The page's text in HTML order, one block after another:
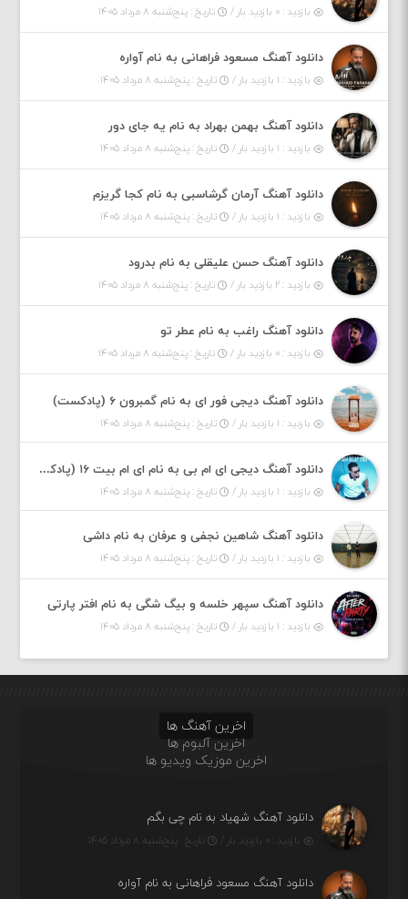
بازدید : ۰ بازدید بار / تاریخ : پنج‌شنبه ۸ مرداد ۱۴۰۵
دانلود آهنگ مسعود فراهانی به نام آواره
بازدید : ۱ بازدید بار / تاریخ : پنج‌شنبه ۸ مرداد ۱۴۰۵
دانلود آهنگ بهمن بهراد به نام یه جای دور
بازدید : ۱ بازدید بار / تاریخ : پنج‌شنبه ۸ مرداد ۱۴۰۵
دانلود آهنگ آرمان گرشاسبی به نام کجا گریزم
بازدید : ۱ بازدید بار / تاریخ : پنج‌شنبه ۸ مرداد ۱۴۰۵
دانلود آهنگ حسن علیقلی به نام بدرود
بازدید : ۲ بازدید بار / تاریخ : پنج‌شنبه ۸ مرداد ۱۴۰۵
دانلود آهنگ راغب به نام عطر تو
بازدید : ۰ بازدید بار / تاریخ : پنج‌شنبه ۸ مرداد ۱۴۰۵
دانلود آهنگ دیجی فور ای به نام گمبرون ۶ (پادکست)
بازدید : ۱ بازدید بار / تاریخ : پنج‌شنبه ۸ مرداد ۱۴۰۵
دانلود آهنگ دیجی ای ام بی به نام ای ام بیت ۱۶ (پادکست)
بازدید : ۱ بازدید بار / تاریخ : پنج‌شنبه ۸ مرداد ۱۴۰۵
دانلود آهنگ شاهین نجفی و عرفان به نام داشی
بازدید : ۱ بازدید بار / تاریخ : پنج‌شنبه ۸ مرداد ۱۴۰۵
دانلود آهنگ سپهر خلسه و بیگ شگی به نام افتر پارتی
بازدید : ۱ بازدید بار / تاریخ : پنج‌شنبه ۸ مرداد ۱۴۰۵
اخرین آهنگ ها
اخرین آلبوم ها
اخرین موزیک ویدیو ها
دانلود آهنگ شهیاد به نام چی بگم
بازدید : ۰ بازدید بار / تاریخ : پنج‌شنبه ۸ مرداد ۱۴۰۵
دانلود آهنگ مسعود فراهانی به نام آواره